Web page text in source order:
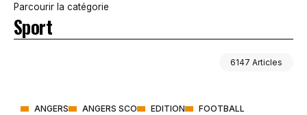
Parcourir la catégorie
Sport
6147 Articles
ANGERS ANGERS SCO EDITION
FOOTBALL